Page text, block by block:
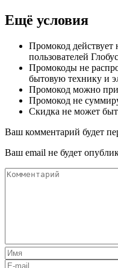
Ещё условия
Промокод действует
пользователей
Промокоды не
бытовую технику и
Промокод можно
Промокод не
Скидка не может
Ваш комментарий будет
Ваш email не будет